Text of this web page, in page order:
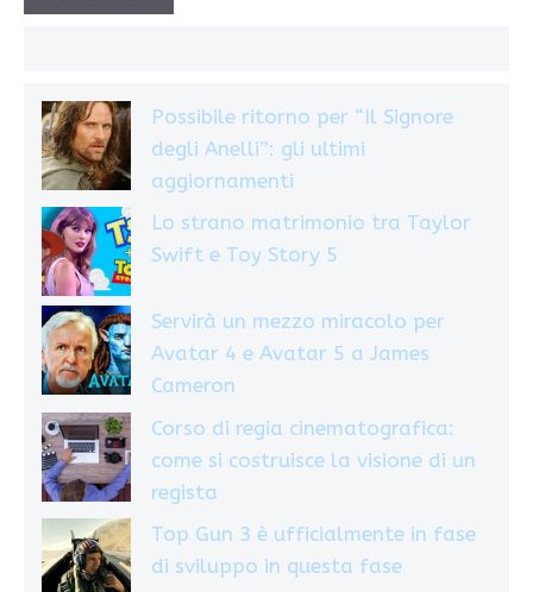
Possibile ritorno per “Il Signore
degli Anelli”: gli ultimi
aggiornamenti
Lo strano matrimonio tra Taylor
Swift e Toy Story 5
Servirà un mezzo miracolo per
Avatar 4 e Avatar 5 a James
Cameron
Corso di regia cinematografica:
come si costruisce la visione di un
regista
Top Gun 3 è ufficialmente in fase
di sviluppo in questa fase